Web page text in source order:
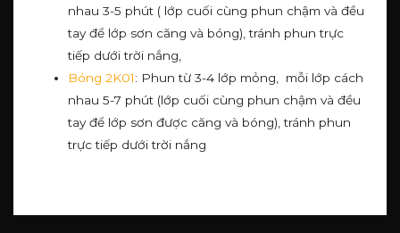
nhau 3-5 phút ( lớp cuối cùng phun chậm và đều
tay để lớp sơn căng và bóng), tránh phun trực
tiếp dưới trời nắng,
Bóng 2K01: Phun từ 3-4 lớp mỏng, mỗi lớp cách
nhau 5-7 phút (lớp cuối cùng phun chậm và đều
tay để lớp sơn được căng và bóng), tránh phun
trực tiếp dưới trời nắng